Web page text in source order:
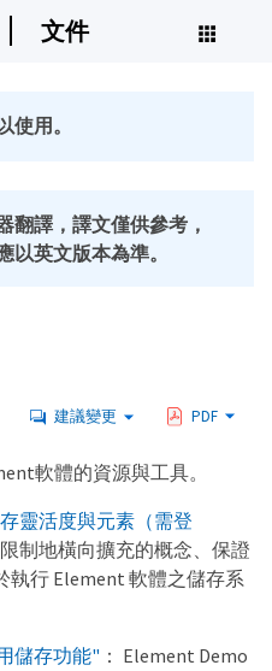
文件
使用。
翻譯，譯文僅供參考，
以英文版本為準。
建議變更 PDF
軟體的資源與工具。
靈活度與元素（需登
制地橫向擴充的概念、保證
執行 Element 軟體之儲存系
儲存功能" ： Element Demo